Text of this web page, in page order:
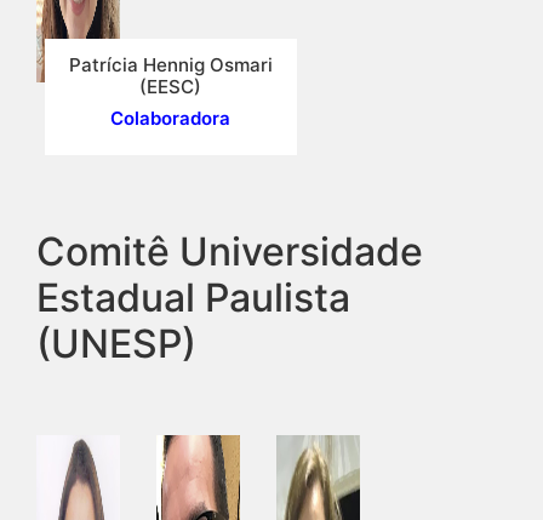
Patrícia Hennig Osmari
(EESC)
Colaboradora
Comitê Universidade
Estadual Paulista
(UNESP)